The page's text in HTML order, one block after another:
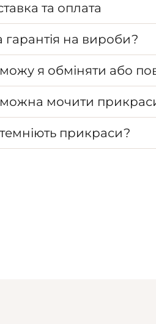
та оплата
гарантія на вироби?
я обміняти або
мочити
прикраси?